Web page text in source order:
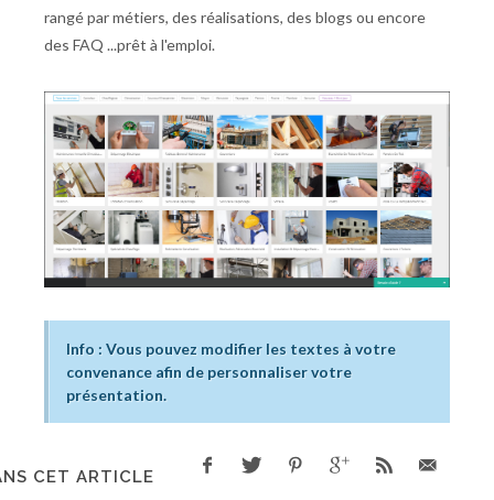
rangé par métiers, des réalisations, des blogs ou encore
des FAQ ...prêt à l'emploi.
Info : Vous pouvez modifier les textes à votre
convenance afin de personnaliser votre
présentation.
CET ARTICLE